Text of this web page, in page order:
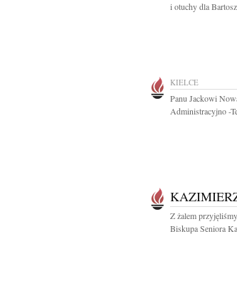
i otuchy dla
KIELCE
Panu Jackowi
Administracyjno -
Z żalem
Biskupa Seniora